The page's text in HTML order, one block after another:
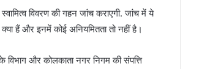
विवरण की गहन जांच कराएगी. जांच में ये
क्या हैं और इनमें कोई अनियमितता तो नहीं है।
विभाग और कोलकाता नगर निगम की संपत्ति